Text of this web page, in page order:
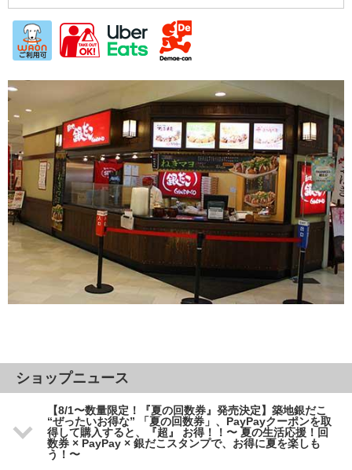
ショップニュース
【8/1〜数量限定！『夏の回数券』発売決定】築地銀だこ
“ぜったいお得な” 「夏の回数券」、PayPayクーポンを取
得して購入すると、『超』 お得！！〜 夏の生活応援！回
数券 × PayPay × 銀だこスタンプで、お得に夏を楽しも
う！〜